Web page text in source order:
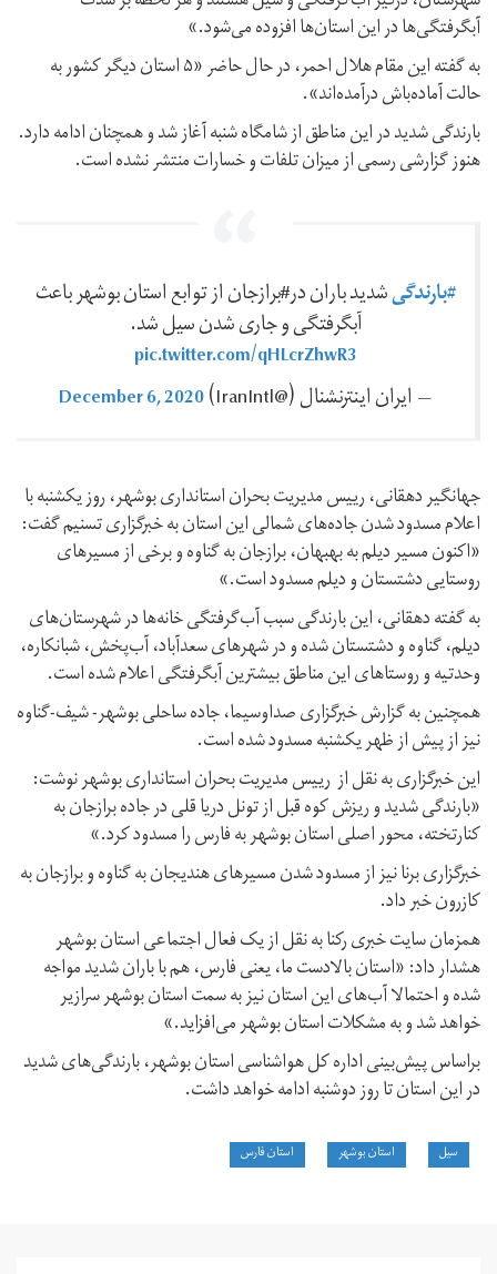
آبگرفتگی‌ها در این استان‌ها افزوده می‌شود.»
به گفته این مقام هلال احمر، در حال حاضر «۵ استان دیگر کشور به
حالت آماده‌باش درآمده‌اند».
بارندگی شدید در این مناطق از شامگاه شنبه آغاز شد و همچنان ادامه دارد.
هنوز گزارشی رسمی از میزان تلفات و خسارات منتشر نشده است.
#بارندگیشدید باران در#برازجان از توابع استان بوشهر باعث
آبگرفتگی و جاری شدن سیل شد.
pic.twitter.com/qHLcrZhwR3
— ايران اينترنشنال (@IranIntl) December 6, 2020
جهانگیر دهقانی، رییس مدیریت بحران استانداری بوشهر، روز یکشنبه با
اعلام مسدود شدن جاده‌های شمالی این استان به خبرگزاری تسنیم گفت:
«اکنون مسیر دیلم به بهبهان، برازجان به گناوه و برخی از مسیرهای
روستایی دشتستان و دیلم مسدود است.»
به گفته دهقانی، این بارندگی سبب آب‌گرفتگی خانه‌ها در شهرستان‌های
دیلم، گناوه و دشتستان شده و در شهرهای سعدآباد، آب‌پخش، شبانکاره،
وحدتیه و روستاهای این مناطق بیشترین آبگرفتگی اعلام شده است.
همچنین به گزارش خبرگزاری صداوسیما، جاده ساحلی بوشهر- شیف-گناوه
نیز از پیش از ظهر یکشنبه مسدود شده است.
این خبرگزاری به نقل از رییس مدیریت بحران استانداری بوشهر نوشت:
«بارندگی شدید و ریزش کوه قبل از تونل دریا قلی در جاده برازجان به
کنارتخته، محور اصلی استان بوشهر به فارس را مسدود کرد.»
خبرگزاری برنا نیز از مسدود شدن مسیرهای هندیجان به گناوه و برازجان به
کازرون خبر داد.
همزمان سایت خبری رکنا به نقل از یک فعال اجتماعی استان بوشهر
هشدار داد: «استان بالادست ما، یعنی فارس، هم با باران شدید مواجه
شده و احتمالا آب‌های این استان نیز به سمت استان بوشهر سرازیر
خواهد شد و به مشکلات استان بوشهر می‌افزاید.»
براساس پیش‌بینی اداره کل هواشناسی استان بوشهر، بارندگی‌های شدید
در این استان تا روز دوشنبه ادامه خواهد داشت.
سیل استان بوشهر استان فارس